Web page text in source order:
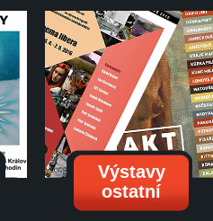
Výstavy
ostatní